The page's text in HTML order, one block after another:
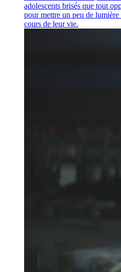
adolescents brisés que tout
pour mettre un peu de
cours de leur vie.